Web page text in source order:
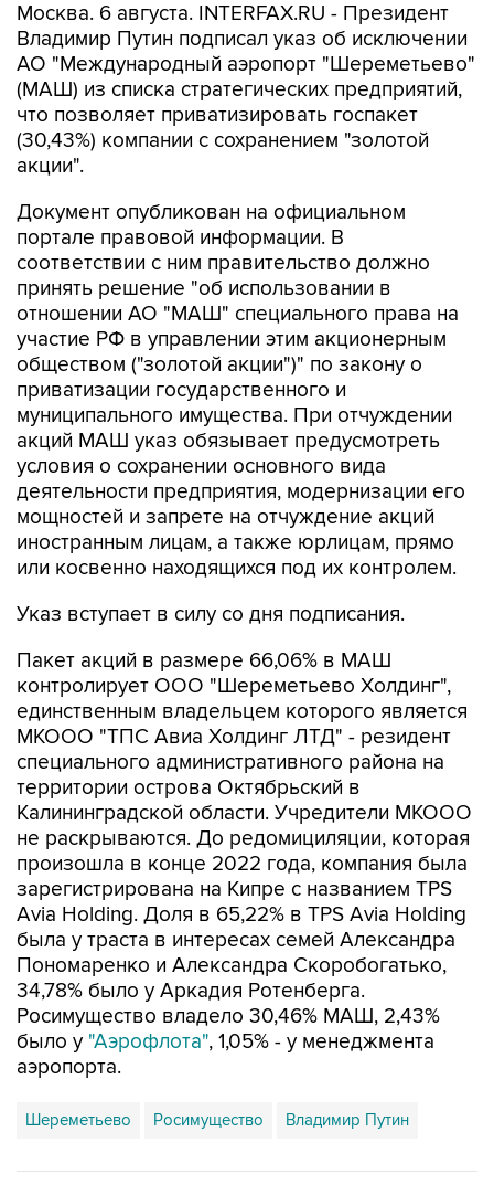
Москва. 6 августа. INTERFAX.RU - Президент
Владимир Путин подписал указ об исключении
АО "Международный аэропорт "Шереметьево"
(МАШ) из списка стратегических предприятий,
что позволяет приватизировать госпакет
(30,43%) компании с сохранением "золотой
акции".
Документ опубликован на официальном
портале правовой информации. В
соответствии с ним правительство должно
принять решение "об использовании в
отношении АО "МАШ" специального права на
участие РФ в управлении этим акционерным
обществом ("золотой акции")" по закону о
приватизации государственного и
муниципального имущества. При отчуждении
акций МАШ указ обязывает предусмотреть
условия о сохранении основного вида
деятельности предприятия, модернизации его
мощностей и запрете на отчуждение акций
иностранным лицам, а также юрлицам, прямо
или косвенно находящихся под их контролем.
Указ вступает в силу со дня подписания.
Пакет акций в размере 66,06% в МАШ
контролирует ООО "Шереметьево Холдинг",
единственным владельцем которого является
МКООО "ТПС Авиа Холдинг ЛТД" - резидент
специального административного района на
территории острова Октябрьский в
Калининградской области. Учредители МКООО
не раскрываются. До редомициляции, которая
произошла в конце 2022 года, компания была
зарегистрирована на Кипре с названием TPS
Avia Holding. Доля в 65,22% в TPS Avia Holding
была у траста в интересах семей Александра
Пономаренко и Александра Скоробогатько,
34,78% было у Аркадия Ротенберга.
Росимущество владело 30,46% МАШ, 2,43%
было у "Аэрофлота", 1,05% - у менеджмента
аэропорта.
Шереметьево Росимущество Владимир Путин